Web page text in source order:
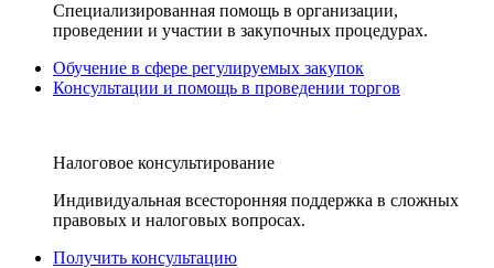
Специализированная помощь в организации,
проведении и участии в закупочных процедурах.
Обучение в сфере регулируемых закупок
Консультации и помощь в проведении торгов
Налоговое консультирование
Индивидуальная всесторонняя поддержка в сложных
правовых и налоговых вопросах.
Получить консультацию